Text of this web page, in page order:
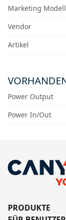
Marketing
Vendor
Artikel
Power Output
Power In/Out
PRODUKTE